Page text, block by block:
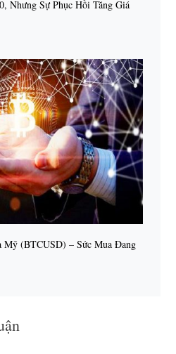
Nhưng Sự Phục Hồi Tăng Giá
(BTCUSD) – Sức Mua Đang